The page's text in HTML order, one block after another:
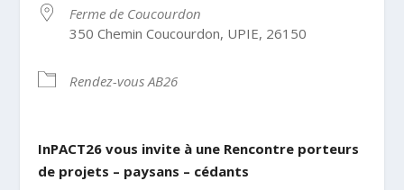
Ferme de Coucourdon
350 Chemin Coucourdon, UPIE, 26150
Rendez-vous AB26
InPACT26 vous invite à une Rencontre porteurs
de projets – paysans – cédants